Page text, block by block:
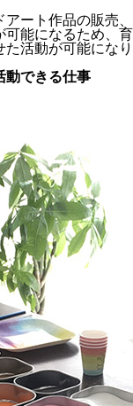
ート作品の販売、
可能になるため、育
活動が可能になり
動できる仕事